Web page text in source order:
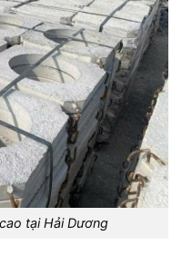
tại Hải Dương